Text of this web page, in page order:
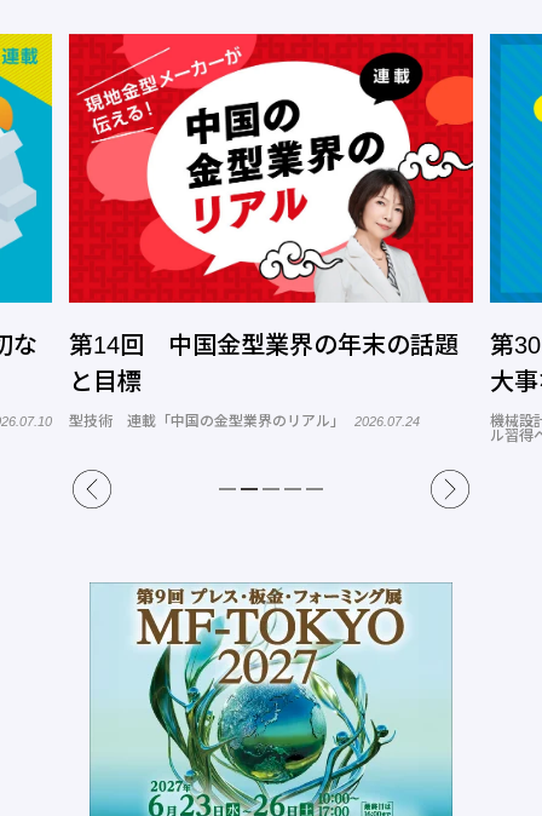
な
第14回 中国金型業界の年末の話題
と目標
型技術 連載「中国の金型業界のリアル」 2026.07.24
第
大
機械設
ル習得